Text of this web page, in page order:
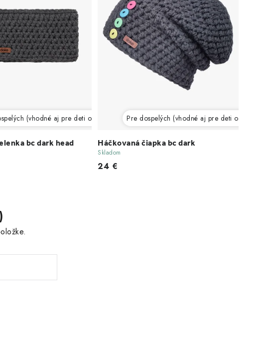
bc dark head
(vhodné aj pre deti od 12 rokov)
Háčkovaná čiapka bc dark
Pre dospelých (vhodné aj pre deti od 12 rokov)
Skladom
24 €